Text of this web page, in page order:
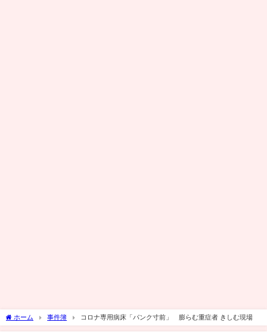
ホーム 事件簿 コロナ専用病床「パンク寸前」 膨らむ重症者 きしむ現場